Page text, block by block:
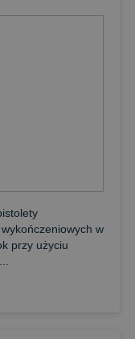
w
przy użyciu